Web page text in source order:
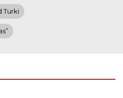
Turki